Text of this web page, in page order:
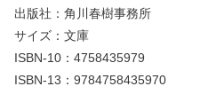
出版社：角川春樹事務所
サイズ：文庫
ISBN-10：4758435979
ISBN-13：9784758435970